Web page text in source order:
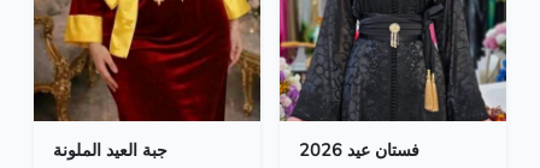
جبة العيد الملونة فستان عيد 2026